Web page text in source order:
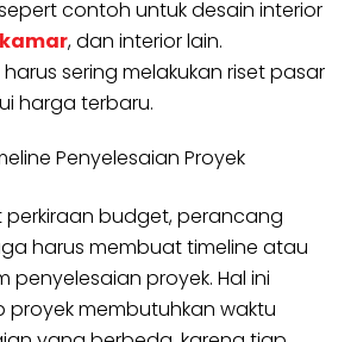
contoh untuk desain interior
, dan interior lain.
sering melakukan riset pasar
harga terbaru.
Penyelesaian Proyek
perkiraan budget, perancang
harus membuat timeline atau
penyelesaian proyek. Hal ini
proyek membutuhkan waktu